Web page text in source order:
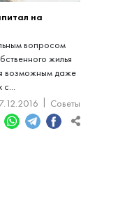
на
вопросом
жилья
возможным даже
с...
Советы